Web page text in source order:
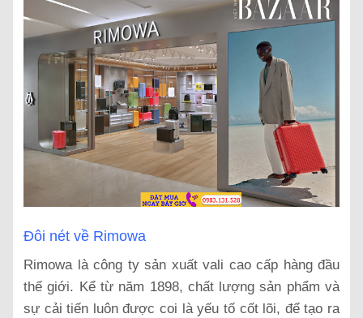
Đôi nét về Rimowa
Rimowa là công ty sản xuất vali cao cấp hàng đầu
thế giới. Kể từ năm 1898, chất lượng sản phẩm và
sự cải tiến luôn được coi là yếu tố cốt lõi, để tạo ra